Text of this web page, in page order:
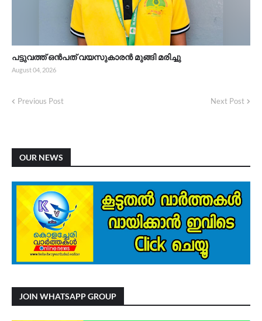
പട്ടുവത്ത് ഒൻപത് വയസുകാരൻ മുങ്ങി മരിച്ചു
August 04, 2026
Previous Post Next Post
OUR NEWS
JOIN WHATSAPP GROUP